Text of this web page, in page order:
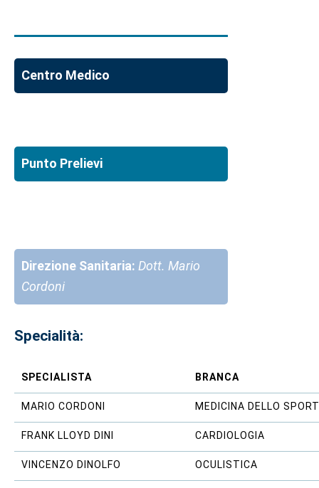
Centro Medico
Punto Prelievi
Direzione Sanitaria: Dott. Mario
Cordoni
Specialità:
SPECIALISTA BRANCA
MARIO CORDONI MEDICINA DELLO SPORT
FRANK LLOYD DINI CARDIOLOGIA
VINCENZO DINOLFO OCULISTICA